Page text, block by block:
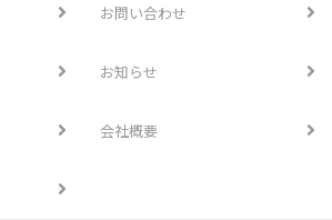
お問い合わせ
お知らせ
会社概要